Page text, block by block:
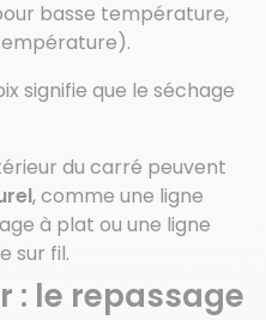
basse température,
signifie que le séchage
du carré peuvent
, comme une ligne
à plat ou une ligne
sur fil.
: le repassage